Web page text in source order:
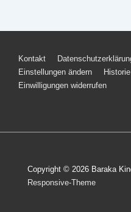
Footer-
Menü
Kontakt
Einstellungen ändern
Einwilligungen widerrufen
Copyright © 2026 Baraka
Responsive-Theme